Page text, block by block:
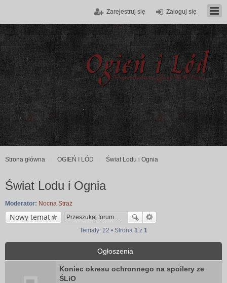
Zaloguj się
Zarejestruj się
Strona główna OGIEŃ I LÓD Świat Lodu i Ognia
Świat Lodu i Ognia
Moderator: Nocna Straż
Nowy temat
Tematy: 22 • Strona 1 z 1
Ogłoszenia
Koniec okresu ochronnego na spoilery ze
ŚLiO